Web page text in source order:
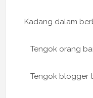
Kadang dalam
Tengok orang
Tengok blogger